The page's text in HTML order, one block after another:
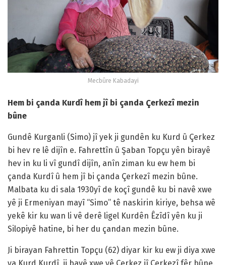
Mecbûre Kabadayi
Hem bi çanda Kurdî hem jî bi çanda Çerkezî mezin
bûne
Gundê Kurganli (Simo) jî yek ji gundên ku Kurd û Çerkez
bi hev re lê dijîn e. Fahrettîn û Şaban Topçu yên birayê
hev in ku li vî gundî dijîn, anîn ziman ku ew hem bi
çanda Kurdî û hem jî bi çanda Çerkezî mezin bûne.
Malbata ku di sala 1930yî de koçî gundê ku bi navê xwe
yê ji Ermeniyan mayî “Simo” tê naskirin kiriye, behsa wê
yekê kir ku wan li vê derê ligel Kurdên Êzîdî yên ku ji
Silopiyê hatine, bi her du çandan mezin bûne.
Ji birayan Fahrettin Topçu (62) diyar kir ku ew ji diya xwe